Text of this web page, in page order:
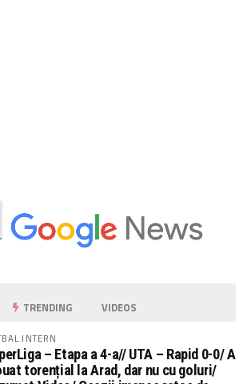
TRENDING VIDEOS
INTERN
– Etapa a 4-a// UTA – Rapid 0-0/ A
torențial la Arad, dar nu cu goluri/